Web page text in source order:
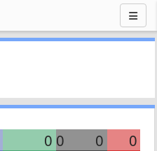
0 0 0 0